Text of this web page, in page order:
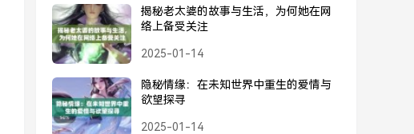
揭秘老太婆的故事与生活，为何她在网
络上备受关注
2025-01-14
隐秘情缘：在未知世界中重生的爱情与
欲望探寻
2025-01-14